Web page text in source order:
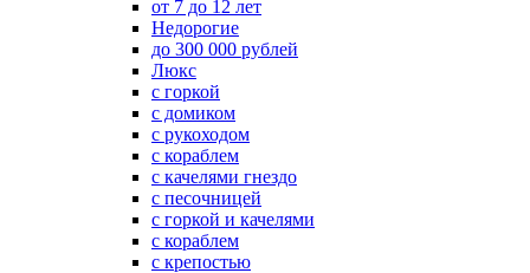
от 7 до 12 лет
Недорогие
до 300 000 рублей
Люкс
с горкой
с домиком
с рукоходом
с кораблем
с качелями гнездо
с песочницей
с горкой и качелями
с кораблем
с крепостью